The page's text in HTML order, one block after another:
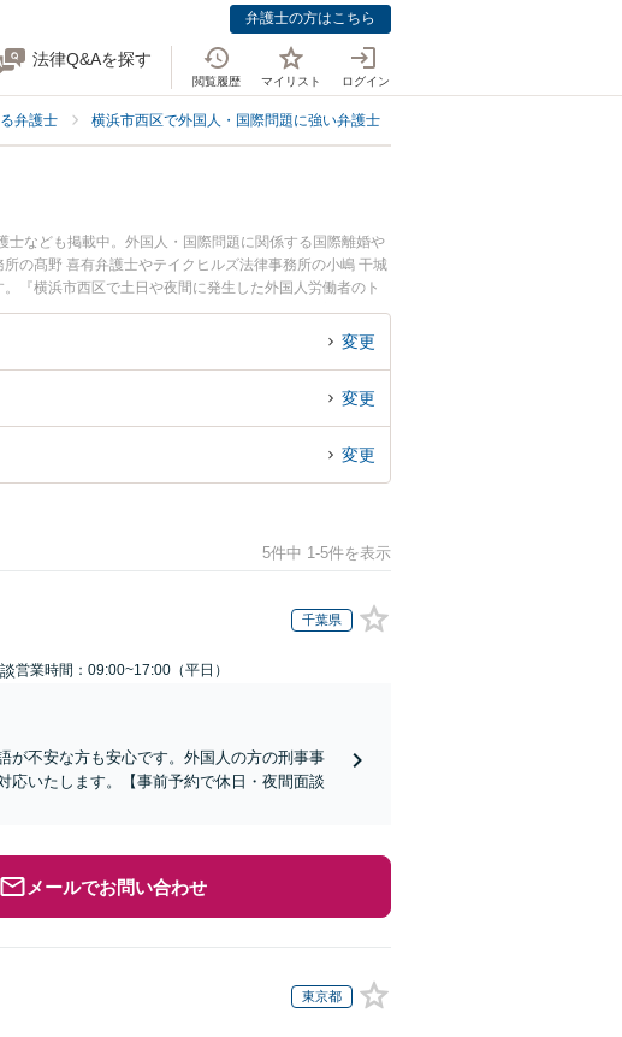
弁護士の方はこちら
法律Q&Aを探す
閲覧履歴 マイリスト ログイン
弁護士 横浜市西区で外国人・国際問題に強い弁護士
なども掲載中。外国人・国際問題に関係する国際離婚や
の髙野 喜有弁護士やテイクヒルズ法律事務所の小嶋 干城
『横浜市西区で土日や夜間に発生した外国人労働者のト
相談無料で外国人労働者を法律相談できる横浜市西区内の
変更
変更
変更
5件中 1-5件を表示
千葉県
営業時間：09:00~17:00（平日）
が不安な方も安心です。外国人の方の刑事事
応いたします。【事前予約で休日・夜間面談
メールでお問い合わせ
東京都